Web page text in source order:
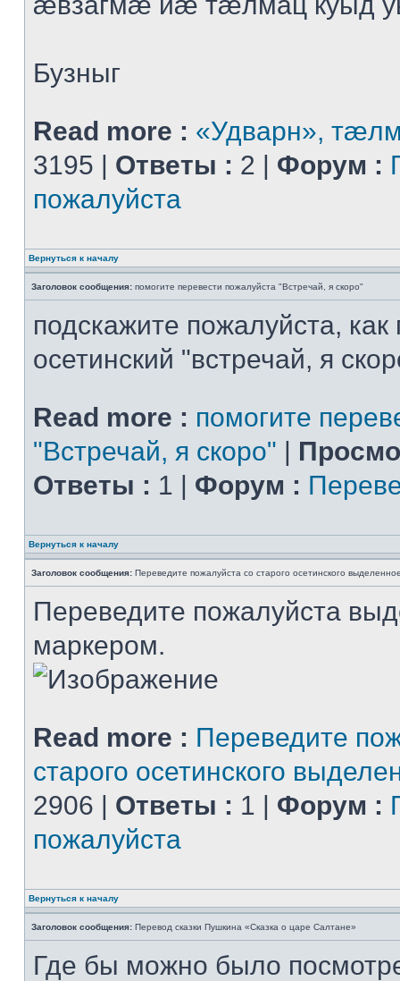
Бузныг
Read more : «Удварн»,
3195 | Ответы : 2 | Форум :
пожалуйста
Вернуться к началу
Заголовок сообщения: помогите перевести пожалуйста "Встречай, я скоро"
подскажите пожалуйста, как
осетинский "встречай, я
Read more : помогите
"Встречай, я скоро" |
Ответы : 1 | Форум :
Вернуться к началу
Заголовок сообщения: Переведите пожалуйста со старого осетинского
Переведите пожалуйста
маркером.
Read more : Переведите
старого осетинского
2906 | Ответы : 1 | Форум :
пожалуйста
Вернуться к началу
Заголовок сообщения: Перевод сказки Пушкина «Сказка о царе Салтане»
Где бы можно было